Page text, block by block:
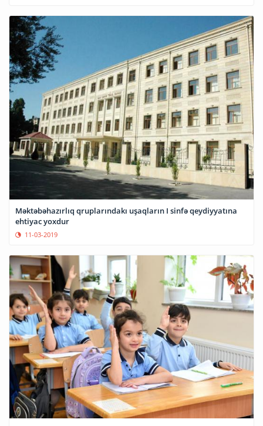
Məktəbəhazırlıq qruplarındakı uşaqların I sinfə qeydiyyatına
ehtiyac yoxdur
11-03-2019